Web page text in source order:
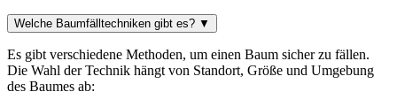
Welche Baumfälltechniken gibt es? ▼
Es gibt verschiedene Methoden, um einen Baum sicher zu fällen.
Die Wahl der Technik hängt von Standort, Größe und Umgebung
des Baumes ab: